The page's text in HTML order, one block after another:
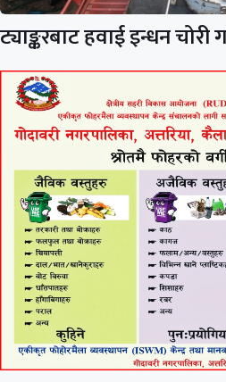
ट्याङ्करबाट हवाई इन्धन